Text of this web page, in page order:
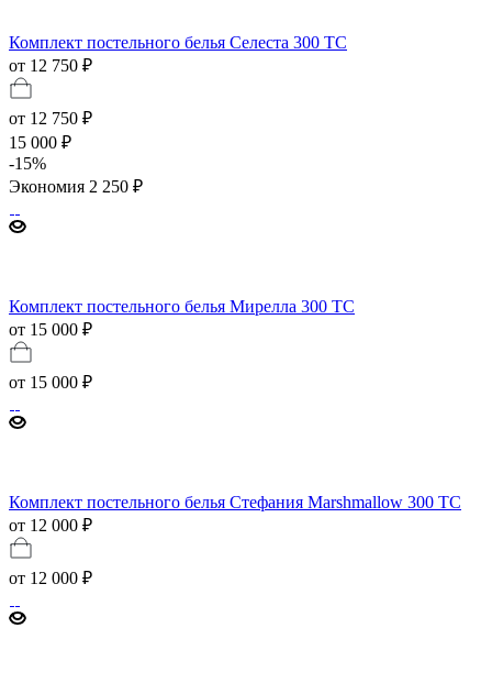
Комплект постельного белья Селеста 300 TC
от 12 750 ₽
от 12 750 ₽
15 000 ₽
-15%
Экономия 2 250 ₽
Комплект постельного белья Мирелла 300 TC
от 15 000 ₽
от 15 000 ₽
Комплект постельного белья Стефания Marshmallow 300 TC
от 12 000 ₽
от 12 000 ₽